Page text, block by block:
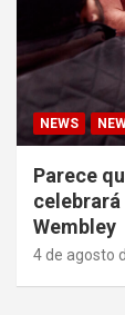
NEWS
Parece
celebrará
Wembley
4 de agosto